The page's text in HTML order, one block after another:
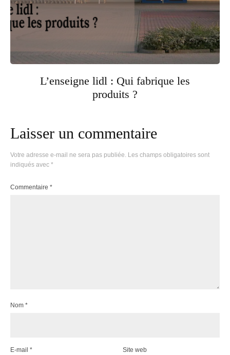
L’enseigne lidl : Qui fabrique les
produits ?
Laisser un commentaire
Votre adresse e-mail ne sera pas publiée. Les champs obligatoires sont
indiqués avec *
Commentaire *
Nom *
E-mail * Site web